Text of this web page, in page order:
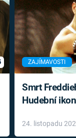
ZAJÍMAVOSTI
Smrt
Hudební
léky
24. listopadu